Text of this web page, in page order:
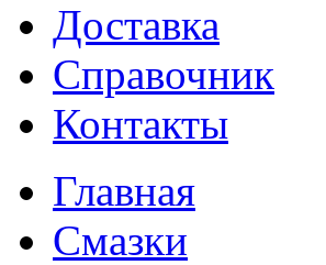
Доставка
Справочник
Контакты
Главная
Смазки